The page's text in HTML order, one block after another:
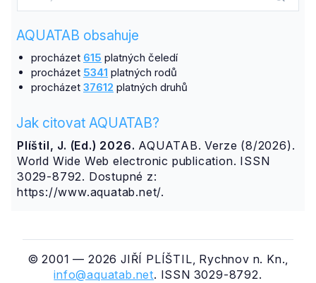
AQUATAB obsahuje
procházet 615 platných čeledí
procházet 5341 platných rodů
procházet 37612 platných druhů
Jak citovat AQUATAB?
Plíštil, J. (Ed.) 2026. AQUATAB. Verze (8/2026).
World Wide Web electronic publication. ISSN
3029-8792. Dostupné z:
https://www.aquatab.net/.
© 2001 — 2026 JIŘÍ PLÍŠTIL, Rychnov n. Kn.,
info@aquatab.net. ISSN 3029-8792.